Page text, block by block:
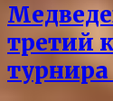
третий